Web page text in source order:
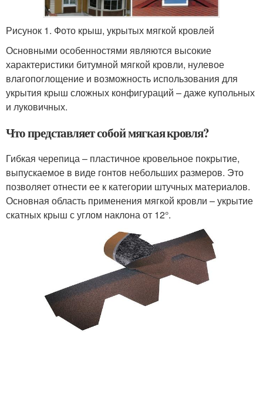
Рисунок 1. Фото крыш, укрытых мягкой кровлей
Основными особенностями являются высокие
характеристики битумной мягкой кровли, нулевое
влагопоглощение и возможность использования для
укрытия крыш сложных конфигураций – даже купольных
и луковичных.
Что представляет собой мягкая кровля?
Гибкая черепица – пластичное кровельное покрытие,
выпускаемое в виде гонтов небольших размеров. Это
позволяет отнести ее к категории штучных материалов.
Основная область применения мягкой кровли – укрытие
скатных крыш с углом наклона от 12°.